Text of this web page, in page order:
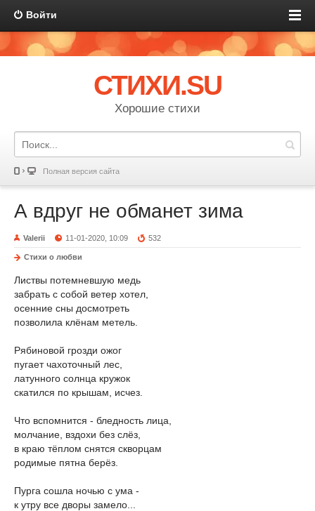
Войти
СТИХИ.SU
Хорошие стихи
Полная версия сайта
А вдруг не обманет зима
Valerii 11-01-2020, 10:09 532
Стихи о любви
Листвы потемневшую медь
забрать с собой ветер хотел,
осенние сны досмотреть
позволила клёнам метель.
Рябиновой грозди ожог
пугает чахоточный лес,
латунного солнца кружок
скатился по крышам, исчез.
Что вспомнится - бледность лица,
молчание, вздохи без слёз,
в краю тёплом снятся скворцам
родимые пятна берёз.
Пурга сошла ночью с ума -
к утру все дворы замело...